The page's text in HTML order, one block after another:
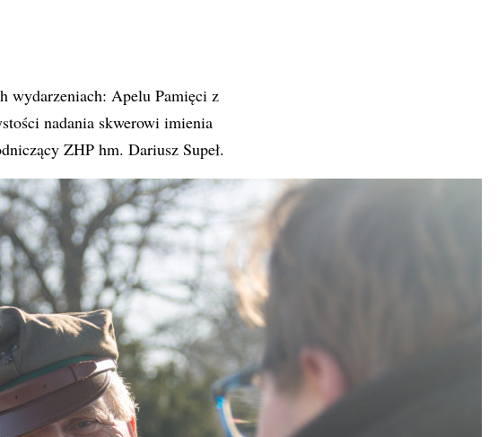
wydarzeniach: Apelu Pamięci z
nadania skwerowi imienia
ZHP hm. Dariusz Supeł.